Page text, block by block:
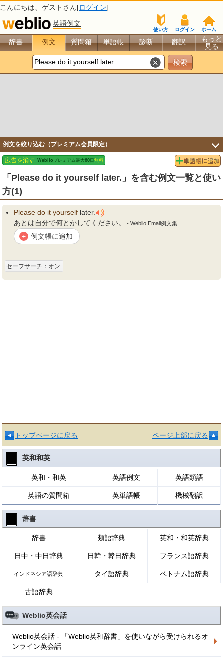
こんにちは、 ゲスト さん[ログイン]
英語例文
ホーム
ログイン
使い方
辞書 例文 質問箱 単語帳 診断 翻訳
もっと
見る
例文を絞り込む（プレミアム会員限定）
「Please do it yourself later.」を含む例文一覧と使い
方(1)
Please do it yourself later.
あとは自分で何とかしてください。
- Weblio Email例文集
+ 例文帳に追加
セーフサーチ：オン
トップページに戻る ページ上部に戻る
英和和英
英和・和英 英語例文 英語類語
英語の質問箱 英単語帳 機械翻訳
辞書
辞書 類語辞典 英和・和英辞典
日中・中日辞典 日韓・韓日辞典 フランス語辞典
インドネシア語辞典 タイ語辞典 ベトナム語辞典
古語辞典
Weblio英会話
Weblio英会話 - 「Weblio英和辞書」を使いながら受けられるオ
ンライン英会話